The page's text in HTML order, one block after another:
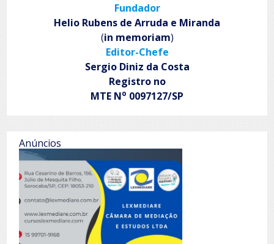
Fundador
Helio Rubens de Arruda e Miranda
(in memoriam)
Editor-Chefe
Sergio Diniz da Costa
Registro no
MTE No 0097127/SP
Anúncios